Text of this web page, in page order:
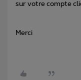
sur votre compte
Merci